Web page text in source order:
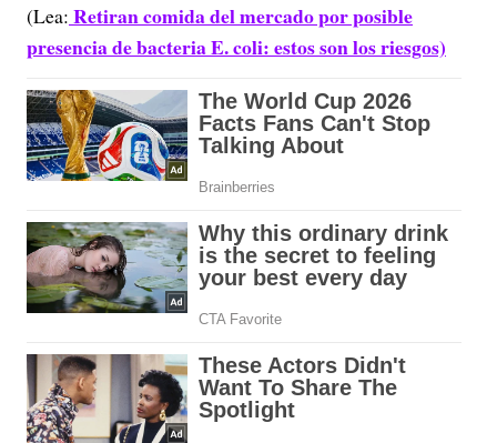
(Lea: Retiran comida del mercado por posible
presencia de bacteria E. coli: estos son los riesgos)